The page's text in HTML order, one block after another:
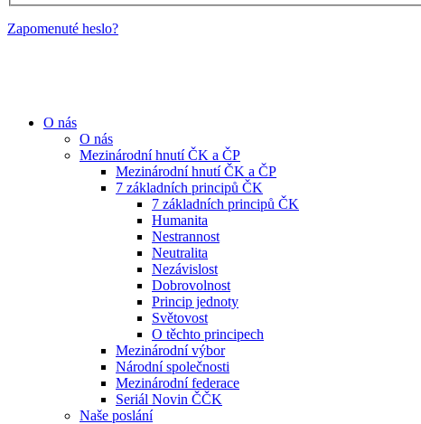
Zapomenuté heslo?
O nás
O nás
Mezinárodní hnutí ČK a ČP
Mezinárodní hnutí ČK a ČP
7 základních principů ČK
7 základních principů ČK
Humanita
Nestrannost
Neutralita
Nezávislost
Dobrovolnost
Princip jednoty
Světovost
O těchto principech
Mezinárodní výbor
Národní společnosti
Mezinárodní federace
Seriál Novin ČČK
Naše poslání